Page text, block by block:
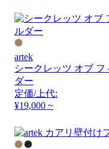
artek
シークレッツ オブ
ダー
定価/上代:
¥19,000 ~